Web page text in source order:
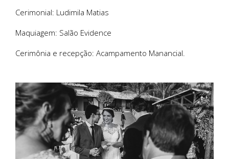
Cerimonial: Ludimila Matias
Maquiagem: Salão Evidence
Cerimônia e recepção: Acampamento Manancial.